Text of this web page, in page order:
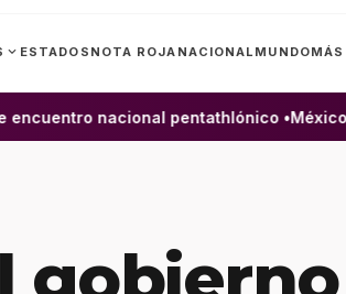
expand_more ESTADOS NOTA ROJA NACIONAL MUNDOMÁS
nacional pentathlónico •México